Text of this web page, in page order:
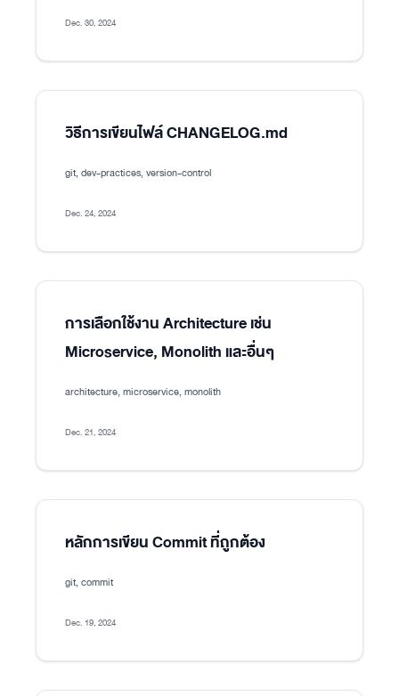
Dec. 30, 2024
วิธีการเขียนไฟล์ CHANGELOG.md
git, dev-practices, version-control
Dec. 24, 2024
การเลือกใช้งาน Architecture เช่น
Microservice, Monolith และอื่นๆ
architecture, microservice, monolith
Dec. 21, 2024
หลักการเขียน Commit ที่ถูกต้อง
git, commit
Dec. 19, 2024